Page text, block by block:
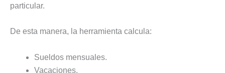
particular.
De esta manera, la herramienta calcula:
Sueldos mensuales.
Vacaciones.